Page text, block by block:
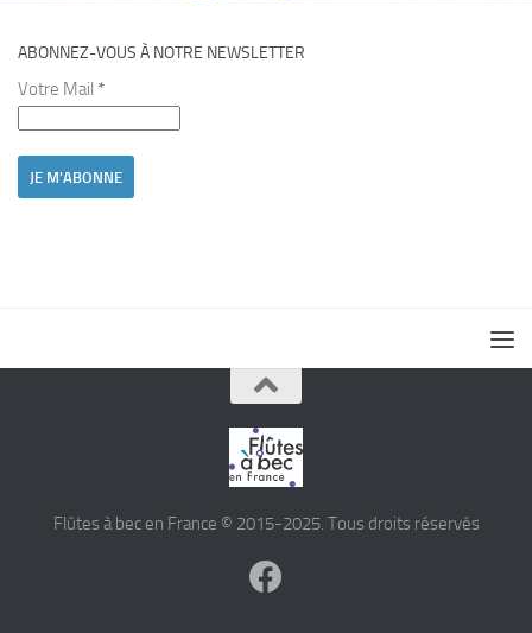
ABONNEZ-VOUS À NOTRE NEWSLETTER
Votre Mail *
Flûtes à bec en France © 2015-2025. Tous droits réservés